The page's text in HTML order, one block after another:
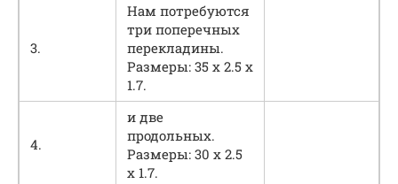
3.
Нам потребуются
три поперечных
перекладины.
Размеры: 35 х 2.5 х
1.7.
4.
и две
продольных.
Размеры: 30 х 2.5
х 1.7.